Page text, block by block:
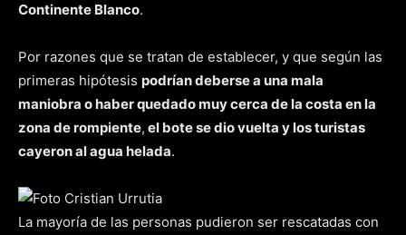
Continente Blanco.
Por razones que se tratan de establecer, y que según las
primeras hipótesis podrían deberse a una mala
maniobra o haber quedado muy cerca de la costa en la
zona de rompiente, el bote se dio vuelta y los turistas
cayeron al agua helada.
La mayoría de las personas pudieron ser rescatadas con